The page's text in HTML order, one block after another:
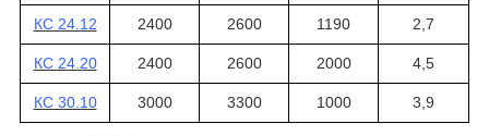
КС 24.12 2400 2600 1190 2,7
КС 24.20 2400 2600 2000 4,5
КС 30.10 3000 3300 1000 3,9